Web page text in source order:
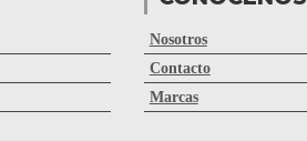
Nosotros
Contacto
Marcas